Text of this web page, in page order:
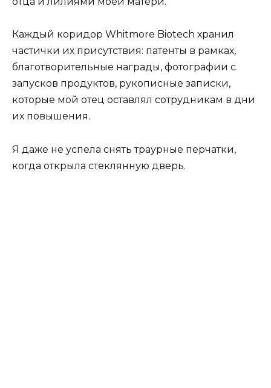
Каждый коридор Whitmore Biotech хранил
частички их присутствия: патенты в рамках,
благотворительные награды, фотографии с
запусков продуктов, рукописные записки,
которые мой отец оставлял сотрудникам в дни
их повышения.
Я даже не успела снять траурные перчатки,
когда открыла стеклянную дверь.